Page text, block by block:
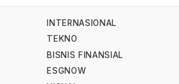
INTERNASIONAL
TEKNO
BISNIS FINANSIAL
ESGNOW